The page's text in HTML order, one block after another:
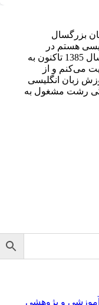
بزرگسال
هستم در
مقطع Ph.D از دانشگاه اصفهان و از سال 1385 تاکنون به
می‌کنم و از
آموزش زبان انگلیسی
رشت مشغول به
آموزشی و پژوهشی